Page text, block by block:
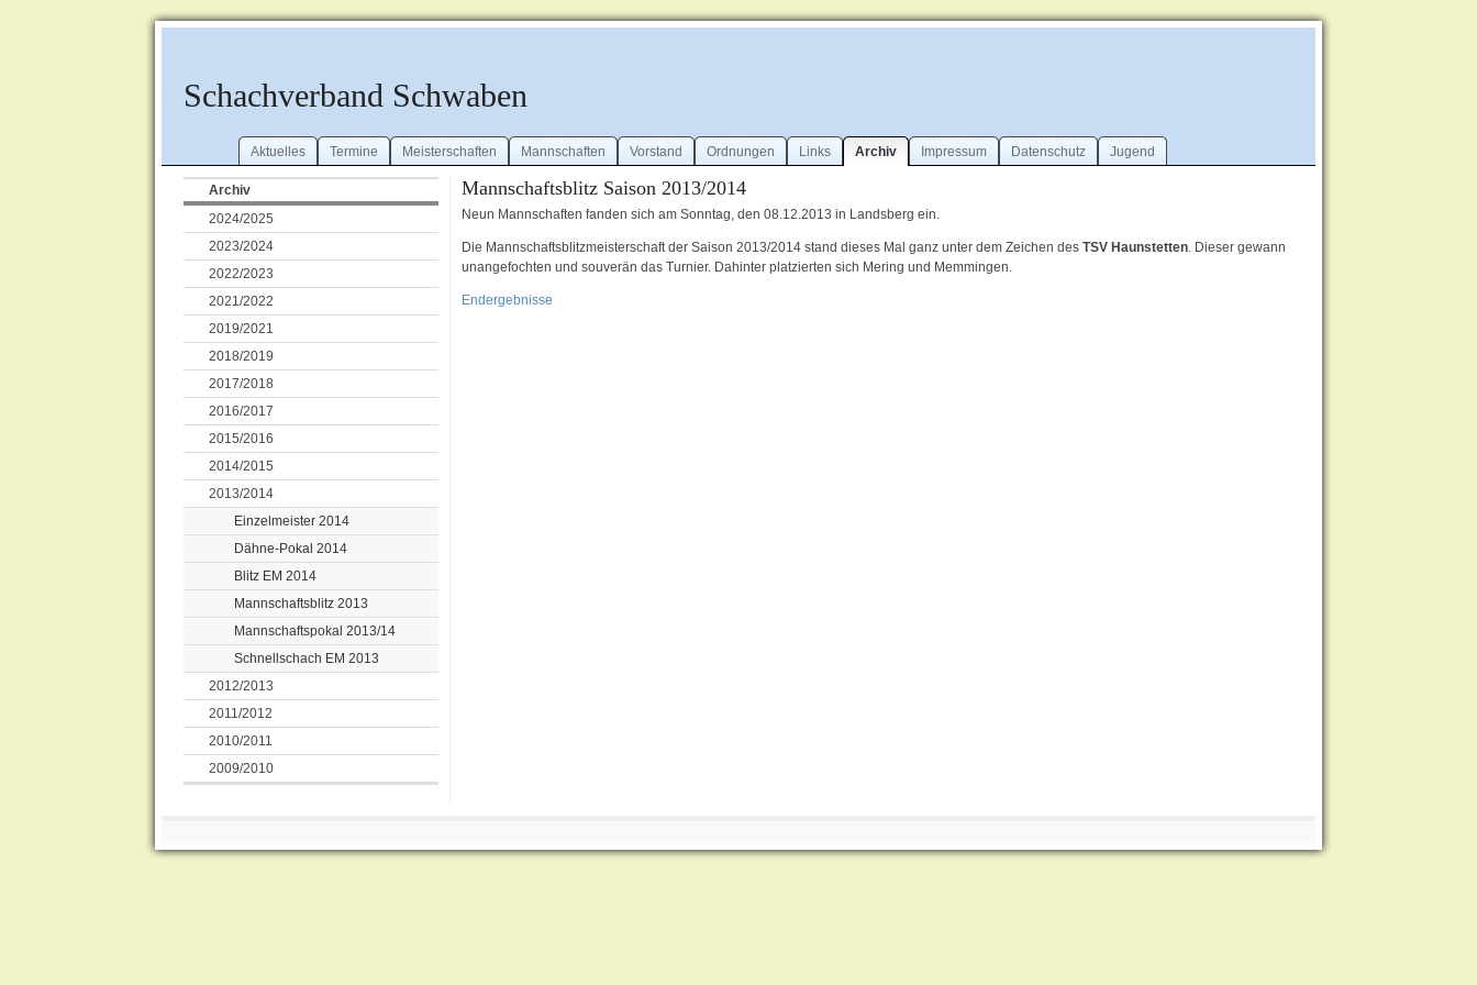
Schachverband Schwaben
Aktuelles Termine Meisterschaften Mannschaften Vorstand Ordnungen Links Archiv Impressum Datenschutz Jugend
Archiv
2024/2025
2023/2024
2022/2023
2021/2022
2019/2021
2018/2019
2017/2018
2016/2017
2015/2016
2014/2015
2013/2014
Einzelmeister 2014
Dähne-Pokal 2014
Blitz EM 2014
Mannschaftsblitz 2013
Mannschaftspokal 2013/14
Schnellschach EM 2013
2012/2013
2011/2012
2010/2011
2009/2010
Mannschaftsblitz Saison 2013/2014
Neun Mannschaften fanden sich am Sonntag, den 08.12.2013 in Landsberg ein.
Die Mannschaftsblitzmeisterschaft der Saison 2013/2014 stand dieses Mal ganz unter dem Zeichen desTSV Haunstetten. Dieser gewann
unangefochten und souverän das Turnier. Dahinter platzierten sich Mering und Memmingen.
Endergebnisse